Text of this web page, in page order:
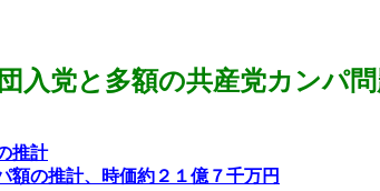
入党と多額の共産党カンパ
推計
額の推計、時価約２１億７千万円